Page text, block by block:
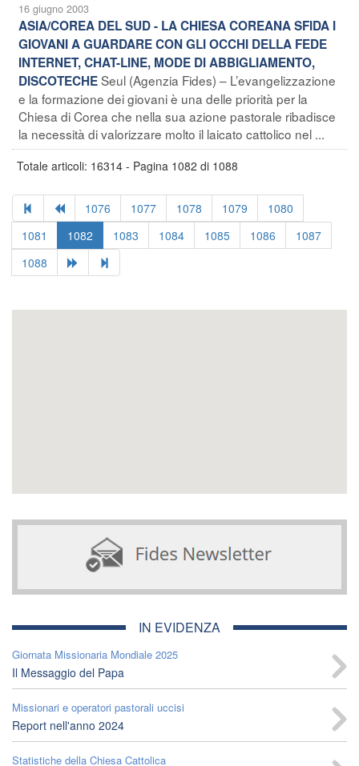
16 giugno 2003
ASIA/COREA DEL SUD - LA CHIESA COREANA SFIDA I
GIOVANI A GUARDARE CON GLI OCCHI DELLA FEDE
INTERNET, CHAT-LINE, MODE DI ABBIGLIAMENTO,
DISCOTECHESeul (Agenzia Fides) – L’evangelizzazione
e la formazione dei giovani è una delle priorità per la
Chiesa di Corea che nella sua azione pastorale ribadisce
la necessità di valorizzare molto il laicato cattolico nel ...
Totale articoli: 16314 - Pagina 1082 di 1088
1076 1077 1078 1079
1080
1081
1082 1083 1084 1085 1086
1087
1088
IN EVIDENZA
Giornata Missionaria Mondiale 2025
Il Messaggio del Papa
Missionari e operatori pastorali uccisi
Report nell'anno 2024
Statistiche della Chiesa Cattolica